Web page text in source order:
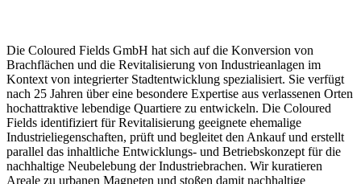
Die Coloured Fields GmbH hat sich auf die Konversion von
Brachflächen und die Revitalisierung von Industrieanlagen im
Kontext von integrierter Stadtentwicklung spezialisiert. Sie verfügt
nach 25 Jahren über eine besondere Expertise aus verlassenen Orten
hochattraktive lebendige Quartiere zu entwickeln. Die Coloured
Fields identifiziert für Revitalisierung geeignete ehemalige
Industrieliegenschaften, prüft und begleitet den Ankauf und erstellt
parallel das inhaltliche Entwicklungs- und Betriebskonzept für die
nachhaltige Neubelebung der Industriebrachen. Wir kuratieren
Areale zu urbanen Magneten und stoßen damit nachhaltige